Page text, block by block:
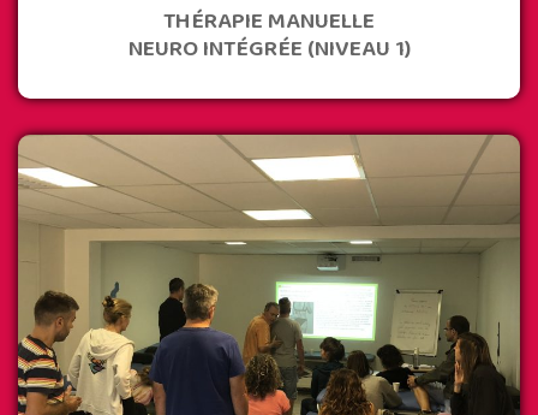
THÉRAPIE MANUELLE
NEURO INTÉGRÉE (NIVEAU 1)